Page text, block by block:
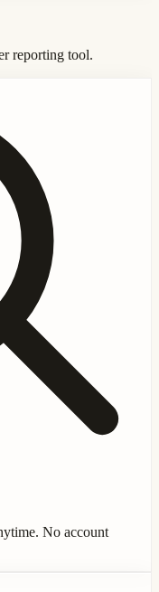
reporting tool.
No account